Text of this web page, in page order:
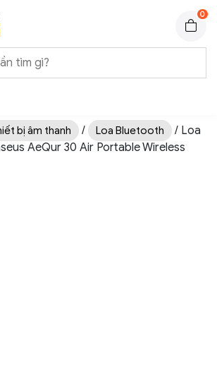
0
bị âm thanh / Loa Bluetooth
/ Loa
AeQur 30 Air Portable Wireless